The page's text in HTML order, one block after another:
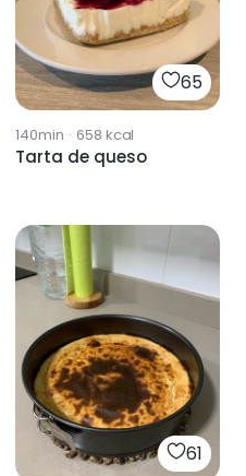
65
140min · 658 kcal
Tarta de queso
61